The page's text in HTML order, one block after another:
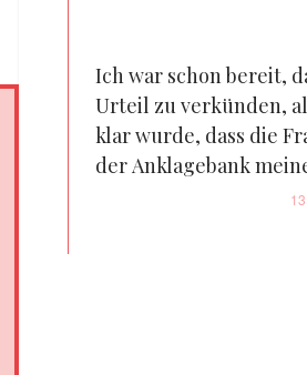
Ich war schon bereit,
Urteil zu verkünden,
klar wurde, dass die
der Anklagebank